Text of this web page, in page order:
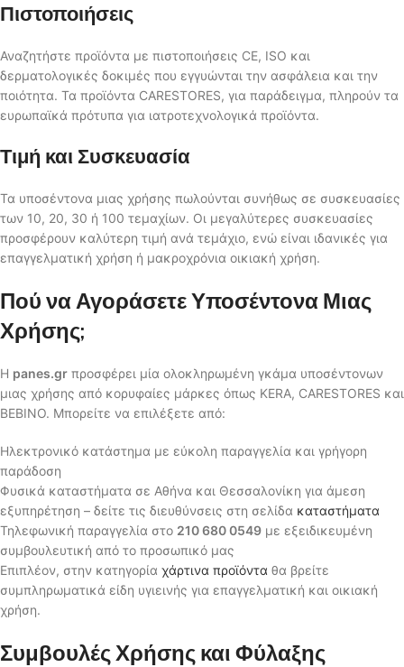
Πιστοποιήσεις
Αναζητήστε προϊόντα με πιστοποιήσεις CE, ISO και
δερματολογικές δοκιμές που εγγυώνται την ασφάλεια και την
ποιότητα. Τα προϊόντα CARESTORES, για παράδειγμα, πληρούν τα
ευρωπαϊκά πρότυπα για ιατροτεχνολογικά προϊόντα.
Τιμή και Συσκευασία
Τα υποσέντονα μιας χρήσης πωλούνται συνήθως σε συσκευασίες
των 10, 20, 30 ή 100 τεμαχίων. Οι μεγαλύτερες συσκευασίες
προσφέρουν καλύτερη τιμή ανά τεμάχιο, ενώ είναι ιδανικές για
επαγγελματική χρήση ή μακροχρόνια οικιακή χρήση.
Πού να Αγοράσετε Υποσέντονα Μιας
Χρήσης;
Η panes.gr προσφέρει μία ολοκληρωμένη γκάμα υποσέντονων
μιας χρήσης από κορυφαίες μάρκες όπως KERA, CARESTORES και
BEBINO. Μπορείτε να επιλέξετε από:
Ηλεκτρονικό κατάστημα με εύκολη παραγγελία και γρήγορη
παράδοση
Φυσικά καταστήματα σε Αθήνα και Θεσσαλονίκη για άμεση
εξυπηρέτηση – δείτε τις διευθύνσεις στη σελίδα καταστήματα
Τηλεφωνική παραγγελία στο 210 680 0549 με εξειδικευμένη
συμβουλευτική από το προσωπικό μας
Επιπλέον, στην κατηγορία χάρτινα προϊόντα θα βρείτε
συμπληρωματικά είδη υγιεινής για επαγγελματική και οικιακή
χρήση.
Συμβουλές Χρήσης και Φύλαξης